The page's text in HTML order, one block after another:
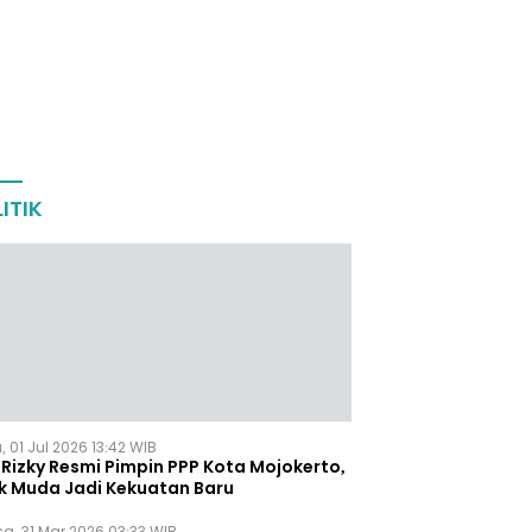
01 Jul 2026 13:42 WIB
Resmi Pimpin PPP Kota Mojokerto,
Muda Jadi Kekuatan Baru